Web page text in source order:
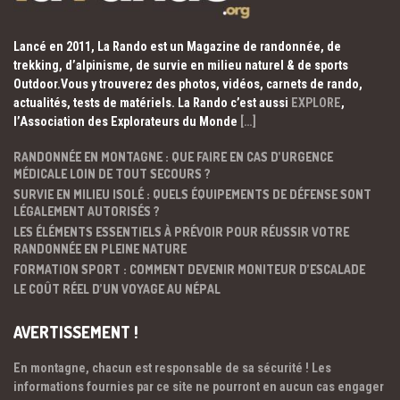
Lancé en 2011, La Rando est un Magazine de randonnée, de
trekking, d’alpinisme, de survie en milieu naturel & de sports
Outdoor.Vous y trouverez des photos, vidéos, carnets de rando,
actualités, tests de matériels. La Rando c’est aussi EXPLORE,
l’Association des Explorateurs du Monde […]
RANDONNÉE EN MONTAGNE : QUE FAIRE EN CAS D’URGENCE
MÉDICALE LOIN DE TOUT SECOURS ?
SURVIE EN MILIEU ISOLÉ : QUELS ÉQUIPEMENTS DE DÉFENSE SONT
LÉGALEMENT AUTORISÉS ?
LES ÉLÉMENTS ESSENTIELS À PRÉVOIR POUR RÉUSSIR VOTRE
RANDONNÉE EN PLEINE NATURE
FORMATION SPORT : COMMENT DEVENIR MONITEUR D’ESCALADE
LE COÛT RÉEL D’UN VOYAGE AU NÉPAL
AVERTISSEMENT !
En montagne, chacun est responsable de sa sécurité ! Les
informations fournies par ce site ne pourront en aucun cas engager